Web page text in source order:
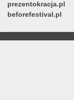
prezentokracja.pl
beforefestival.pl